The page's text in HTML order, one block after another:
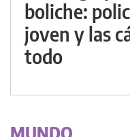
boliche:
joven y las
todo